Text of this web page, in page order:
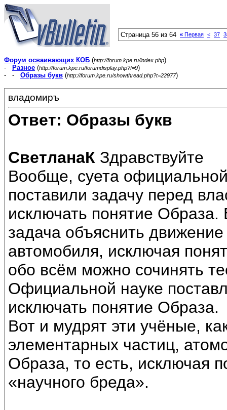
Страница 56 из 64 « Первая < 37
Форум осваивающих КОБ (http://forum.kpe.ru/index.php)
-
Разное (http://forum.kpe.ru/forumdisplay.php?f=9)
- - Образы букв (http://forum.kpe.ru/showthread.php?t=22977)
владомиръ
Ответ: Образы букв
СветланаК Здравствуйте
Вообще, суета
поставили задачу перед
исключать понятие Образа.
задача объяснить
автомобиля, исключая
обо всём можно сочинять
Официальной науке
исключать понятие Образа.
Вот и мудрят эти учёные,
элементарных частиц,
Образа, то есть, исключая
«научного бреда».